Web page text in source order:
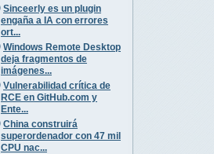
Sinceerly es un plugin
engaña a IA con errores
ort...
Windows Remote Desktop
deja fragmentos de
imágenes...
Vulnerabilidad crítica de
RCE en GitHub.com y
Ente...
China construirá
superordenador con 47 mil
CPU nac...